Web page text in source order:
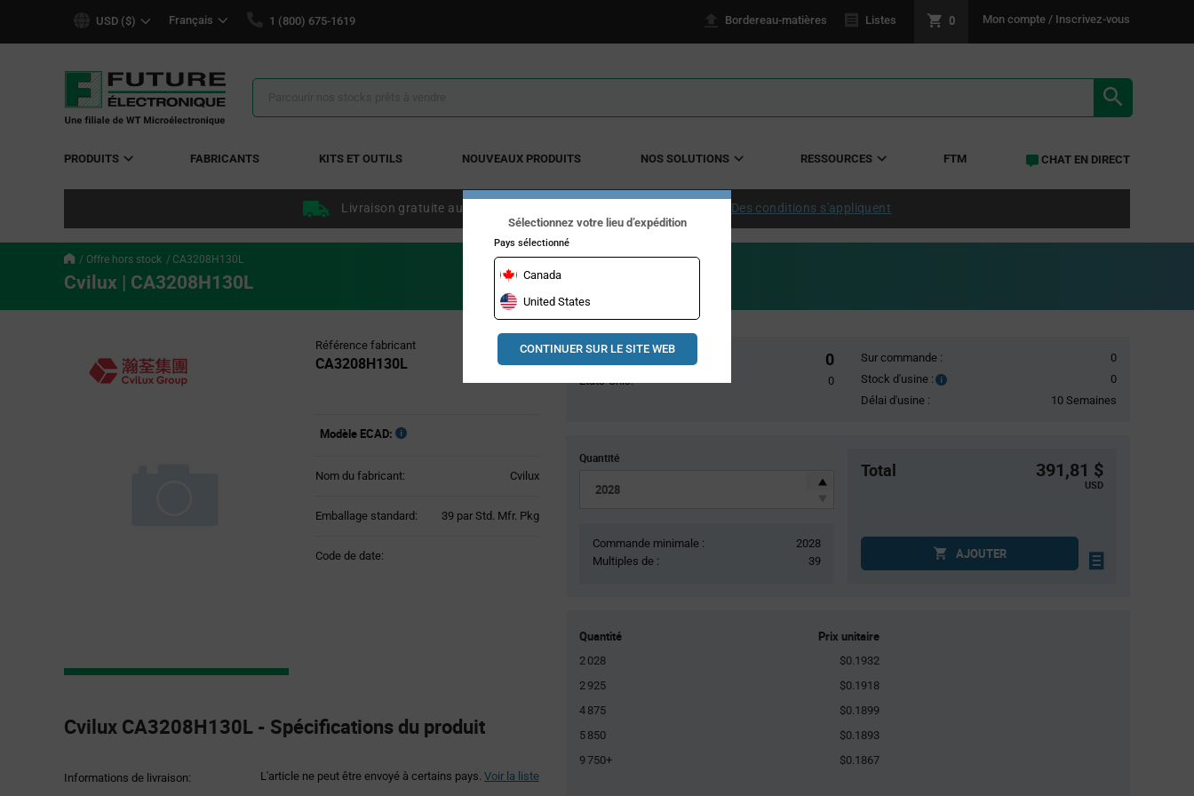
USD ($) Français 1 (800) 675-1619 Bordereau-matières Listes 0 Mon compte / Inscrivez-vous
Résultats
la
PRODUITS FABRICANTS KITS ET OUTILS NOUVEAUX PRODUITS NOS SOLUTIONS RESSOURCES FTM CHAT EN DIRECT
Livraison gratuite aux États-Unis continentaux à partir de 50 $ US. Des conditions s'appliquent
Offre hors stock CA3208H130L
Cvilux | CA3208H130L
Référence fabricant
CA3208H130L
Modèle ECAD:
Nom du fabricant: Cvilux
Emballage standard:
Product
39 par Std. Mfr. Pkg
Code de date:
Specification
Section
Cvilux CA3208H130L - Spécifications du produit
Informations de livraison: L'article ne peut être envoyé à certains pays. Voir la liste
Pricing
Stock global 0
États-Unis: 0
Sur commande :
0
Stock d'usine :
Stock
0
Délai d'usine :
10 Semaines
Quantité
Commande minimale :
2028
Multiples de :
39
Total 391,81 $
USD
AJOUTER
Quantité Prix unitaire
2 028
$0.1932
2 925
$0.1918
4 875
$0.1899
5 850
$0.1893
9 750+
$0.1867
Sélectionnez votre lieu d’expédition
Pays sélectionné
Canada
United States
CONTINUER SUR LE SITE WEB